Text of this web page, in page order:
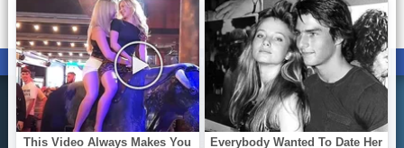
ПРАВООБЛАДАТЕЛЯМ ПОЛИТИКА КОНФИДЕНЦИАЛЬНОСТИ
Все материалы на сайте размещаются его пользователями.
Администратор сайта не несёт ответственности за
действия пользователей сайта..
Вы можете направить вашу жалобу на почту